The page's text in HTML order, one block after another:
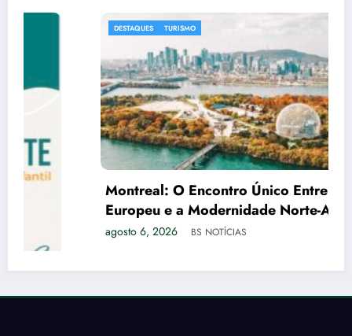
TURISMO
Montreal: O Encontro Único Entre o Charme
Europeu e a Modernidade Norte-Americana
BS NOTÍCIAS